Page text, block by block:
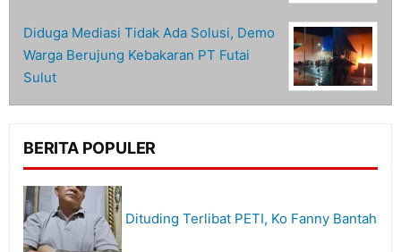
Diduga Mediasi Tidak Ada Solusi, Demo
Warga Berujung Kebakaran PT Futai
Sulut
BERITA POPULER
Dituding Terlibat PETI, Ko Fanny Bantah